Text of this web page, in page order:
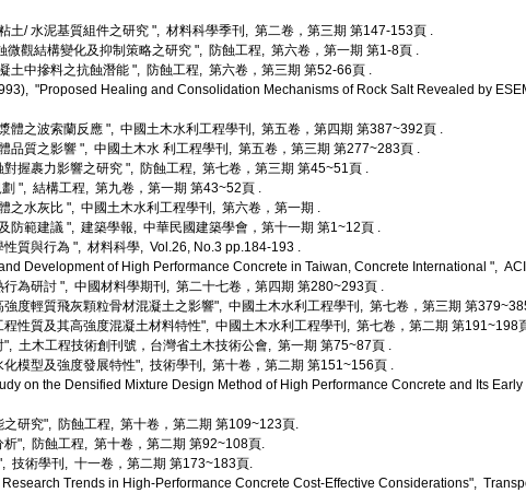
土/ 水泥基質組件之研究 ", 材料科學季刊, 第二卷，第三期 第147-153頁 .
觀結構變化及抑制策略之研究 ", 防蝕工程, 第六卷，第一期 第1-8頁 .
土中摻料之抗蝕潛能 ", 防蝕工程, 第六卷，第三期 第52-66頁 .
"Proposed Healing and Consolidation Mechanisms of Rock Salt Revealed by
體之波索蘭反應 ", 中國土木水利工程學刊, 第五卷，第四期 第387~392頁 .
品質之影響 ", 中國土木水 利工程學刊, 第五卷，第三期 第277~283頁 .
握裹力影響之研究 ", 防蝕工程, 第七卷，第三期 第45~51頁 .
", 結構工程, 第九卷，第一期 第43~52頁 .
之水灰比 ", 中國土木水利工程學刊, 第六卷，第一期 .
防範建議 ", 建築學報, 中華民國建築學會，第十一期 第1~12頁 .
質與行為 ", 材料科學, Vol.26, No.3 pp.184-193 .
Development of High Performance Concrete in Taiwan, Concrete International ",
為研討 ", 中國材料學期刊, 第二十七卷，第四期 第280~293頁 .
度輕質飛灰顆粒骨材混凝土之影響", 中國土木水利工程學刊, 第七卷，第三期 第
性質及其高強度混凝土材料特性", 中國土木水利工程學刊, 第七卷，第二期 第191~198
土木工程技術創刊號，台灣省土木技術公會, 第一期 第75~87頁 .
模型及強度發展特性", 技術學刊, 第十卷，第二期 第151~156頁 .
on the Densified Mixture Design Method of High Performance Concrete and Its
研究", 防蝕工程, 第十卷，第二期 第109~123頁.
", 防蝕工程, 第十卷，第二期 第92~108頁.
技術學刊, 十一卷，第二期 第173~183頁.
Trends in High-Performance Concrete Cost-Effective Considerations",